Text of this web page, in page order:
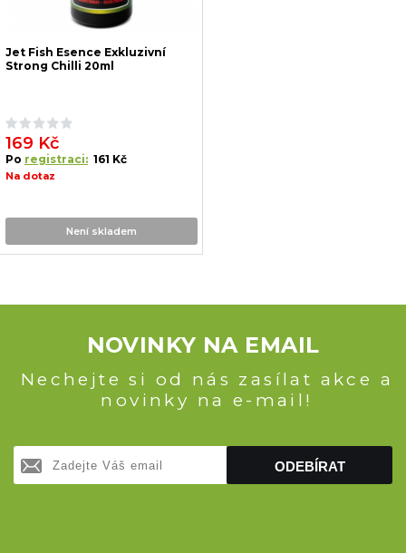
Jet Fish Esence Exkluzivní
Strong Chilli 20ml
169 Kč
Po registraci: 161 Kč
Na dotaz
Není skladem
NOVINKY NA EMAIL
Nechejte si od nás zasílat akce a
novinky na e-mail!
ODEBÍRAT